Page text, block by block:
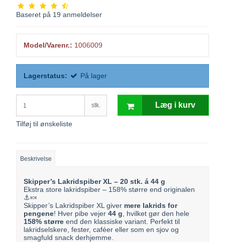
Baseret på 19 anmeldelser
Model/Varenr.: 1006009
Lagerstatus: På lager
stk. Læg i kurv
Tilføj til ønskeliste
Beskrivelse
Skipper’s Lakridspiber XL – 20 stk. á 44 g
Ekstra store lakridspiber – 158% større end originalen
⚓🍬
Skipper’s Lakridspiber XL giver mere lakrids for
pengene! Hver pibe vejer44 g , hvilket gør den hele
158% større end den klassiske variant. Perfekt til
lakridselskere, fester, caféer eller som en sjov og
smagfuld snack derhjemme.